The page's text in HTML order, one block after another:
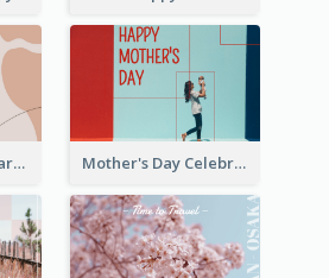
Casual Nice Day Card Template Mother's Day Celebration Greeting Card